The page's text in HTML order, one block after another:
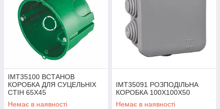
IMT35100 ВСТАНОВ
КОРОБКА ДЛЯ СУЦЕЛЬНІХ
СТІН 65Х45
Немає в наявності
IMT35091 РОЗПОДІЛЬНА
КОРОБКА 100Х100Х50
Немає в наявності